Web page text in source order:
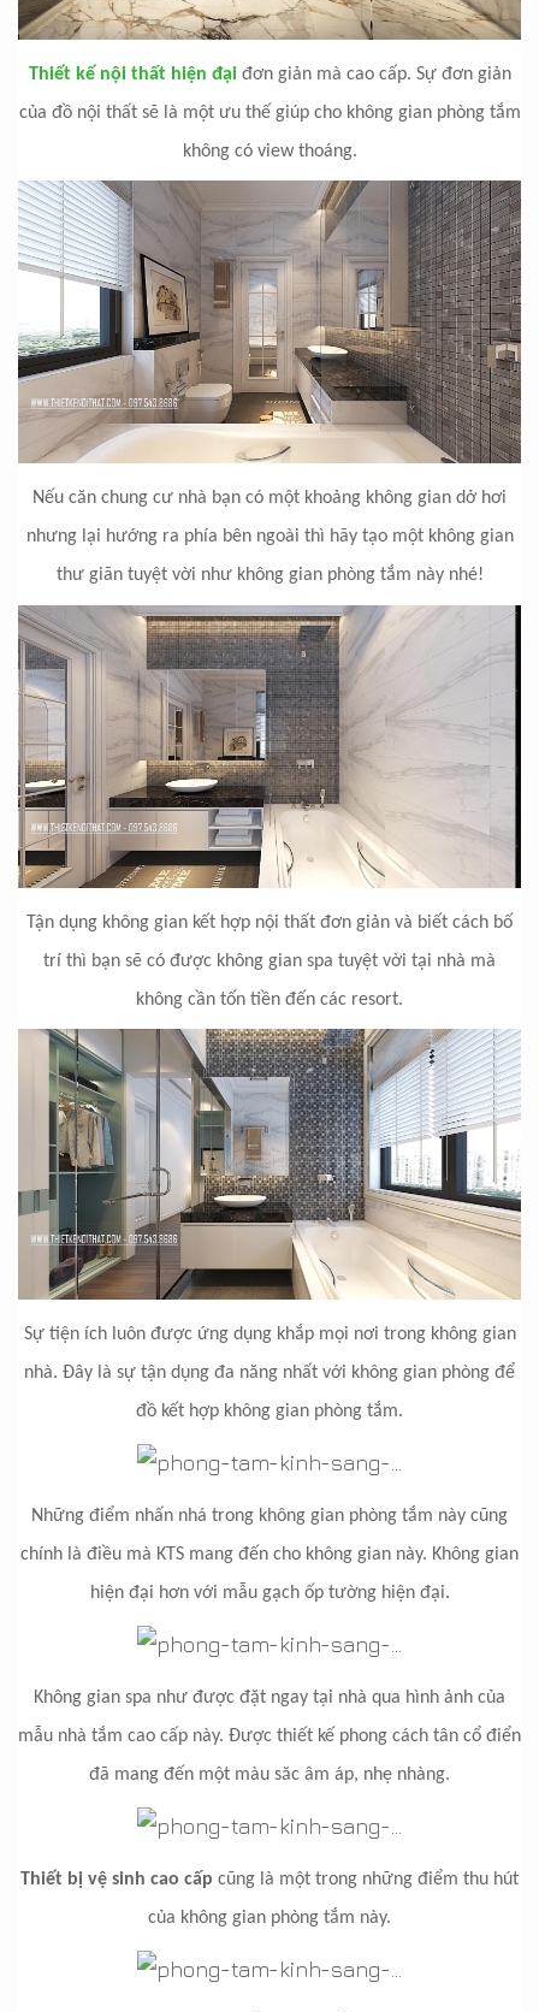
Thiết kế nội thất hiện đạiđơn giản mà cao cấp. Sự đơn giản
của đồ nội thất sẽ là một ưu thế giúp cho không gian phòng tắm
không có view thoáng.
Nếu căn chung cư nhà bạn có một khoảng không gian dở hơi
nhưng lại hướng ra phía bên ngoài thì hãy tạo một không gian
thư giãn tuyệt vời như không gian phòng tắm này nhé!
Tận dụng không gian kết hợp nội thất đơn giản và biết cách bố
trí thì bạn sẽ có được không gian spa tuyệt vời tại nhà mà
không cần tốn tiền đến các resort.
Sự tiện ích luôn được ứng dụng khắp mọi nơi trong không gian
nhà. Đây là sự tận dụng đa năng nhất với không gian phòng để
đồ kết hợp không gian phòng tắm.
Những điểm nhấn nhá trong không gian phòng tắm này cũng
chính là điều mà KTS mang đến cho không gian này. Không gian
hiện đại hơn với mẫu gạch ốp tường hiện đại.
Không gian spa như được đặt ngay tại nhà qua hình ảnh của
mẫu nhà tắm cao cấp này. Được thiết kế phong cách tân cổ điển
đã mang đến một màu săc âm áp, nhẹ nhàng.
Thiết bị vệ sinh cao cấp cũng là một trong những điểm thu hút
của không gian phòng tắm này.